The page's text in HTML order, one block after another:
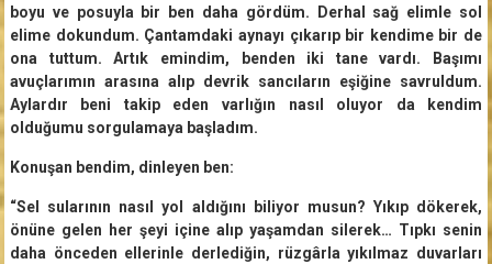
boyu ve posuyla bir ben daha gördüm. Derhal sağ elimle sol
elime dokundum. Çantamdaki aynayı çıkarıp bir kendime bir de
ona tuttum. Artık emindim, benden iki tane vardı. Başımı
avuçlarımın arasına alıp devrik sancıların eşiğine savruldum.
Aylardır beni takip eden varlığın nasıl oluyor da kendim
olduğumu sorgulamaya başladım.
Konuşan bendim, dinleyen ben:
“Sel sularının nasıl yol aldığını biliyor musun? Yıkıp dökerek,
önüne gelen her şeyi içine alıp yaşamdan silerek… Tıpkı senin
daha önceden ellerinle derlediğin, rüzgârla yıkılmaz duvarları